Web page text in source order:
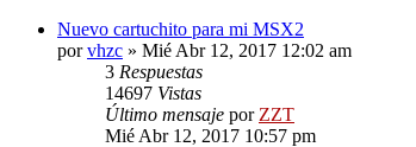
Nuevo cartuchito para mi MSX2
porvhzc » Mié Abr 12, 2017 12:02 am
3 Respuestas
14697 Vistas
Último mensaje por ZZT
Mié Abr 12, 2017 10:57 pm